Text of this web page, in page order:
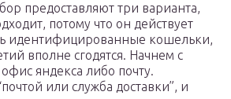
предоставляют три варианта,
потому что он действует
идентифицированные кошельки,
вполне сгодятся. Начнем с
яндекса либо почту.
или служба доставки”, и